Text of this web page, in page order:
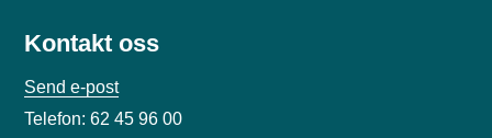
Kontakt oss
Send e-post
Telefon: 62 45 96 00